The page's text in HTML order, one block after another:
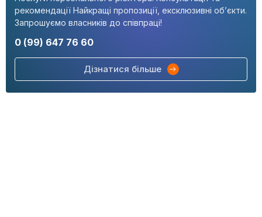
рекомендації Найкращі пропозиції, ексклюзивні об’єкти.
Запрошуємо власників до співпраці!
0 (99) 647 76 60
Дізнатися більше